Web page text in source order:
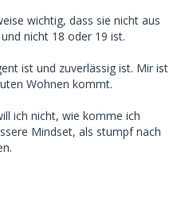
wichtig, dass sie nicht aus
nicht 18 oder 19 ist.
ist und zuverlässig ist. Mir ist
Wohnen kommt.
ich nicht, wie komme ich
Mindset, als stumpf nach